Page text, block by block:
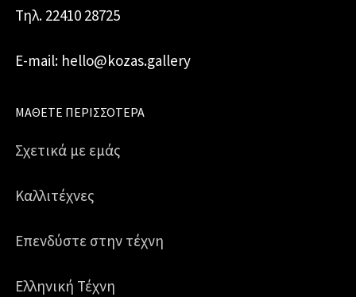
Τηλ. 22410 28725
E-mail: hello@kozas.gallery
ΜΆΘΕΤΕ ΠΕΡΙΣΣΌΤΕΡΑ
Σχετικά με εμάς
Καλλιτέχνες
Επενδύστε στην τέχνη
Ελληνική Τέχνη